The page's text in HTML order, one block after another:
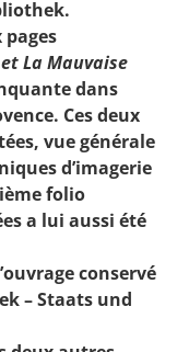
La Mauvaise
dans
Ces deux
vue générale
d’imagerie
folio
a lui aussi été
conservé
– Staats und